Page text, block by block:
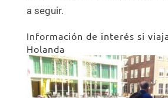
a seguir.
Información de interés si
Holanda